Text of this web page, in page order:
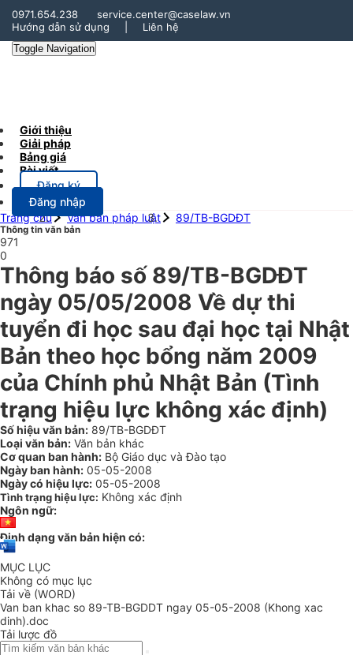
0971.654.238
service.center@caselaw.vn
Hướng dẫn sử dụng
Liên hệ
Toggle Navigation
Giới thiệu
Giải pháp
Bảng giá
Bài viết
Đăng ký
Đăng nhập
Trang chủ
Văn bản pháp luật 89/TB-BGDĐT
Thông tin văn bản
971
0
Thông báo số 89/TB-BGDĐT
ngày 05/05/2008 Về dự thi
tuyển đi học sau đại học tại Nhật
Bản theo học bổng năm 2009
của Chính phủ Nhật Bản (Tình
trạng hiệu lực không xác định)
Số hiệu văn bản: 89/TB-BGDĐT
Loại văn bản: Văn bản khác
Cơ quan ban hành: Bộ Giáo dục và Đào tạo
Ngày ban hành: 05-05-2008
Ngày có hiệu lực: 05-05-2008
Tình trạng hiệu lực: Không xác định
Ngôn ngữ:
Định dạng văn bản hiện có:
MỤC LỤC
Không có mục lục
Tải về (WORD)
Van ban khac so 89-TB-BGDDT ngay 05-05-2008 (Khong xac
dinh).doc
Tải lược đồ